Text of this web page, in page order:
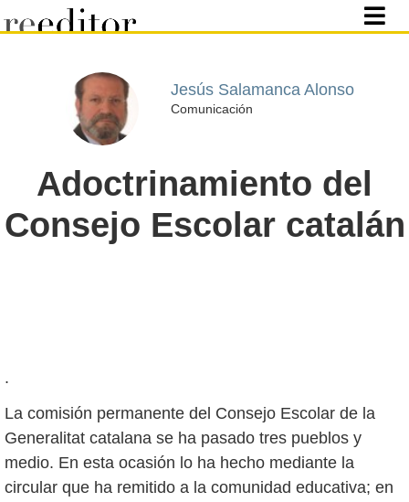
Jesús Salamanca Alonso
Comunicación
Adoctrinamiento del
Consejo Escolar catalán
.
La comisión permanente del Consejo Escolar de la
Generalitat catalana se ha pasado tres pueblos y
medio. En esta ocasión lo ha hecho mediante la
circular que ha remitido a la comunidad educativa; en